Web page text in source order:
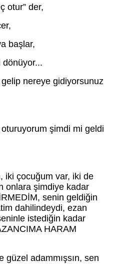
otur” der,
başlar,
nereye gidiyorsunuz
şimdi mi geldi
iki çocuğum var, iki de
onlara şimdiye kadar
senin geldiğin
dahilindeydi, ezan
istediğin kadar
HARAM
güzel adammışsın, sen